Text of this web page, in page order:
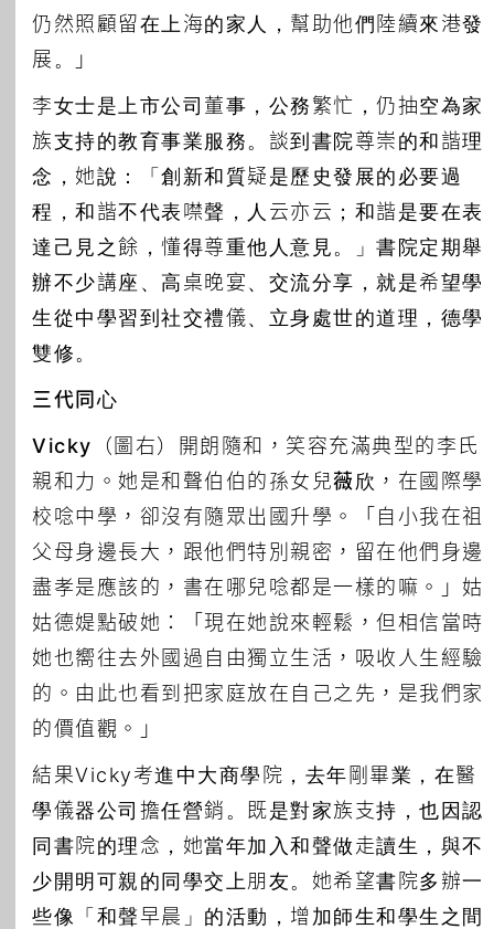
仍然照顧留在上海的家人，幫助他們陸續來港發
展。」
李女士是上市公司董事，公務繁忙，仍抽空為家
族支持的教育事業服務。談到書院尊崇的和諧理
念，她說：「創新和質疑是歷史發展的必要過
程，和諧不代表噤聲，人云亦云；和諧是要在表
達己見之餘，懂得尊重他人意見。」書院定期舉
辦不少講座、高桌晚宴、交流分享，就是希望學
生從中學習到社交禮儀、立身處世的道理，德學
雙修。
三代同心
Vicky （圖右）開朗隨和，笑容充滿典型的李氏
親和力。她是和聲伯伯的孫女兒薇欣 ，在國際學
校唸中學，卻沒有隨眾出國升學。「自小我在祖
父母身邊長大，跟他們特別親密，留在他們身邊
盡孝是應該的，書在哪兒唸都是一樣的嘛。」姑
姑德媞點破她：「現在她說來輕鬆，但相信當時
她也嚮往去外國過自由獨立生活，吸收人生經驗
的。由此也看到把家庭放在自己之先，是我們家
的價值觀。」
結果Vicky考進中大商學院，去年剛畢業，在醫
學儀器公司擔任營銷。既是對家族支持，也因認
同書院的理念，她當年加入和聲做走讀生，與不
少開明可親的同學交上朋友。她希望書院多辦一
些像「和聲早晨」的活動，增加師生和學生之間